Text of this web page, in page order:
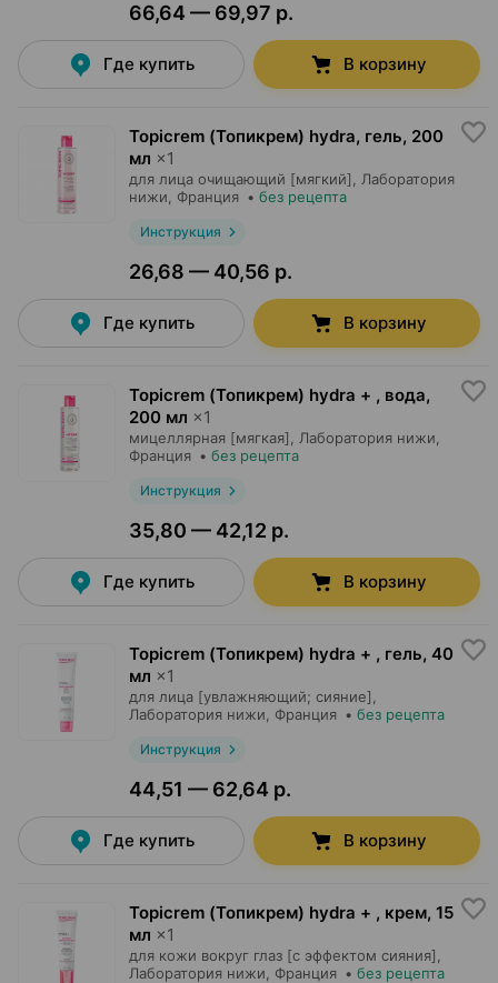
66,64 — 69,97 р.
Где купить В корзину
Topicrem (Топикрем) hydra, гель, 200
мл ×1
для лица очищающий [мягкий],
Лаборатория
нижи , Франция • без рецепта
Инструкция
26,68 — 40,56 р.
Где купить В корзину
Topicrem (Топикрем) hydra + , вода,
200 мл ×1
мицеллярная [мягкая], Лаборатория нижи
Франция • без рецепта
Инструкция
35,80 — 42,12 р.
Где купить В корзину
Topicrem (Топикрем) hydra + , гель, 40
мл ×1
для лица [увлажняющий; сияние],
Лаборатория нижи , Франция • без рецепта
Инструкция
44,51 — 62,64 р.
Где купить В корзину
Topicrem (Топикрем) hydra + , крем, 15
мл ×1
для кожи вокруг глаз [с эффектом сияния],
Лаборатория нижи , Франция • без рецепта